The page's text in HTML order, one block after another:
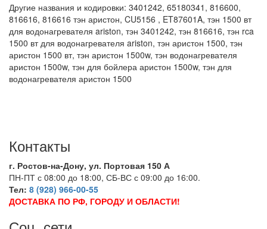
Другие названия и кодировки: 3401242, 65180341, 816600,
816616, 816616 тэн аристон, CU5156 , ET87601A, тэн 1500 вт
для водонагревателя ariston, тэн 3401242, тэн 816616, тэн rca
1500 вт для водонагревателя ariston, тэн аристон 1500, тэн
аристон 1500 вт, тэн аристон 1500w, тэн водонагревателя
аристон 1500w, тэн для бойлера аристон 1500w, тэн для
водонагревателя аристон 1500
Контакты
г. Ростов-на-Дону, ул. Портовая 150 А
ПН-ПТ с 08:00 до 18:00, СБ-ВС с 09:00 до 16:00.
Тел: 8 (928) 966-00-55
ДОСТАВКА ПО РФ, ГОРОДУ И ОБЛАСТИ!